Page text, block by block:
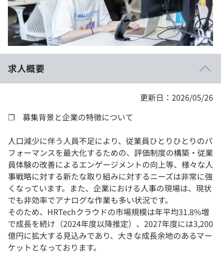
法人向けプラン
学校向けプラン
契約内容・クーポン
求人概要
更新日：2026/05/26
❐ 募集背景と企業の特徴について
人口減少に伴う人員不足により、従業員ひとりひとりのパ
フォーマンスを最大化するための、評価制度の構築・従業
員体験の改善によるエンゲージメントの向上等、様々な人
事戦略に対する新たな取り組みに対するニーズは非常に強
くなっています。また、企業における人事の現場は、現状
でも非効率でアナログな作業も多い状況です。
そのため、HRTechクラウドの市場規模は年平均31.8%増
で成長を続け（2024年度以降推定）、2027年度には3,200
億円に拡大する見込みであり、大きな成長余地のあるマー
ケットとなっております。